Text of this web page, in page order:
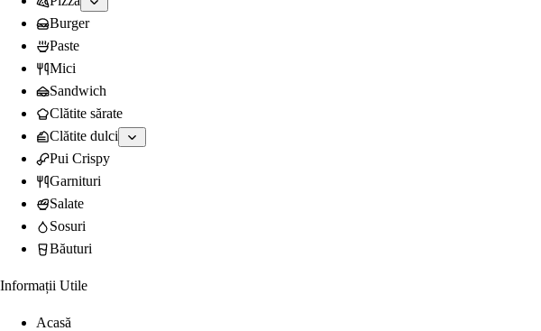
Burger
Paste
Mici
Sandwich
Clătite sărate
Clătite dulci
Pui Crispy
Garnituri
Salate
Sosuri
Băuturi
Informații Utile
Acasă